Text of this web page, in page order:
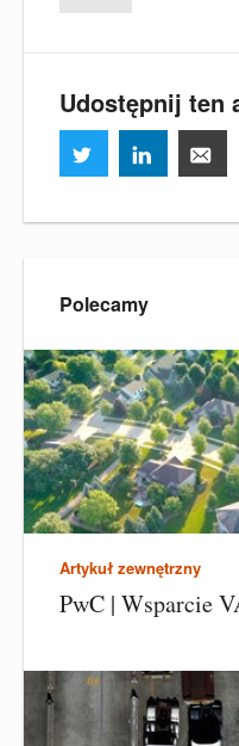
Udostępnij ten
Polecamy
Artykuł zewnętrzny
PwC | Wsparcie